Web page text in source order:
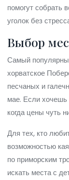
помогут собрать
уголок без
Выбор
Самый
хорватское
песчаных и
мае. Если хочешь
когда цены чуть
Для тех, кто
возможностью
по приморским
искать места с